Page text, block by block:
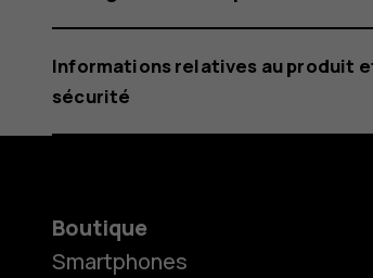
Informations relatives au produit
sécurité
Boutique
Smartphones